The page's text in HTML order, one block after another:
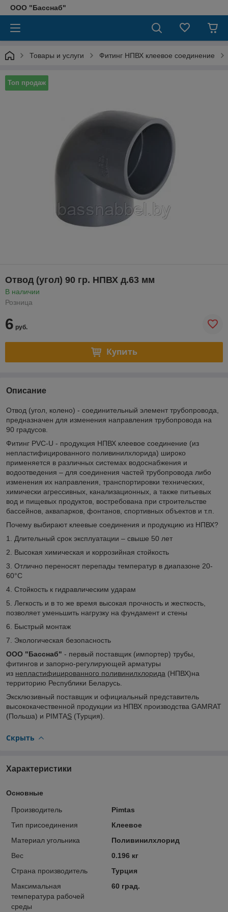
ООО "Басснаб"
Товары и услуги Фитинг НПВХ клеевое соединение
Топ продаж
Отвод (угол) 90 гр. НПВХ д.63 мм
В наличии
Розница
6 руб.
Купить
Описание
Отвод (угол, колено) - соединительный элемент трубопровода,
предназначен для изменения направления трубопровода на
90 градусов.
Фитинг PVC-U - продукция НПВХ клеевое соединение (из
непластифицированного поливинилхлорида) широко
применяется в различных системах водоснабжения и
водоотведения – для соединения частей трубопровода либо
изменения их направления, транспортировки технических,
химически агрессивных, канализационных, а также питьевых
вод и пищевых продуктов, востребована при строительстве
бассейнов, аквапарков, фонтанов, спортивных объектов и т.п.
Почему выбирают клеевые соединения и продукцию из НПВХ?
1. Длительный срок эксплуатации – свыше 50 лет
2. Высокая химическая и коррозийная стойкость
3. Отлично переносят перепады температур в диапазоне 20-
60°С
4. Стойкость к гидравлическим ударам
5. Легкость и в то же время высокая прочность и жесткость,
позволяет уменьшить нагрузку на фундамент и стены
6. Быстрый монтаж
7. Экологическая безопасность
ООО "Басснаб" - первый поставщик (импортер) трубы,
фитингов и запорно-регулирующей арматуры
из непластифицированного поливинилхлорида (НПВХ)на
территорию Республики Беларусь.
Эксклюзивный поставщик и официальный представитель
высококачественной продукции из НПВХ производства GAMRAT
(Польша) и PIMTAS (Турция).
Скрыть
Характеристики
Основные
Производитель
Pimtas
Тип присоединения
Клеевое
Материал угольника
Поливинилхлорид
Вес
0.196 кг
Страна производитель
Турция
Максимальная
температура рабочей
среды
60 град.